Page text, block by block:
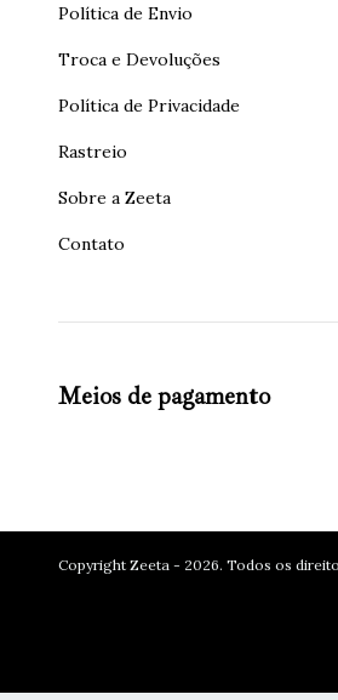
Política de Envio
Troca e Devoluções
Política de Privacidade
Rastreio
Sobre a Zeeta
Contato
Meios de pagamento
Copyright Zeeta - 2026. Todos os